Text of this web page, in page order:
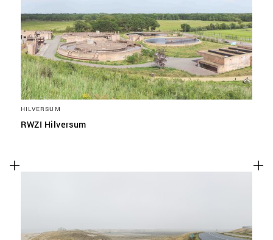
HILVERSUM
RWZI Hilversum